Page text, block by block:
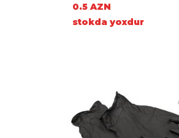
0.5 AZN
stokda yoxdur